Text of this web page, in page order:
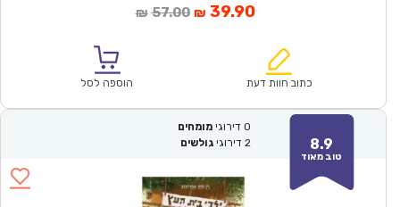
₪ 57.00המחיר
₪57.00.
₪ 39.90המחיר
הוא:
כתוב חוות דעת הוספה לסל
8.9
טוב מאוד
0 דירוגי מומחים
2 דירוגי גולשים